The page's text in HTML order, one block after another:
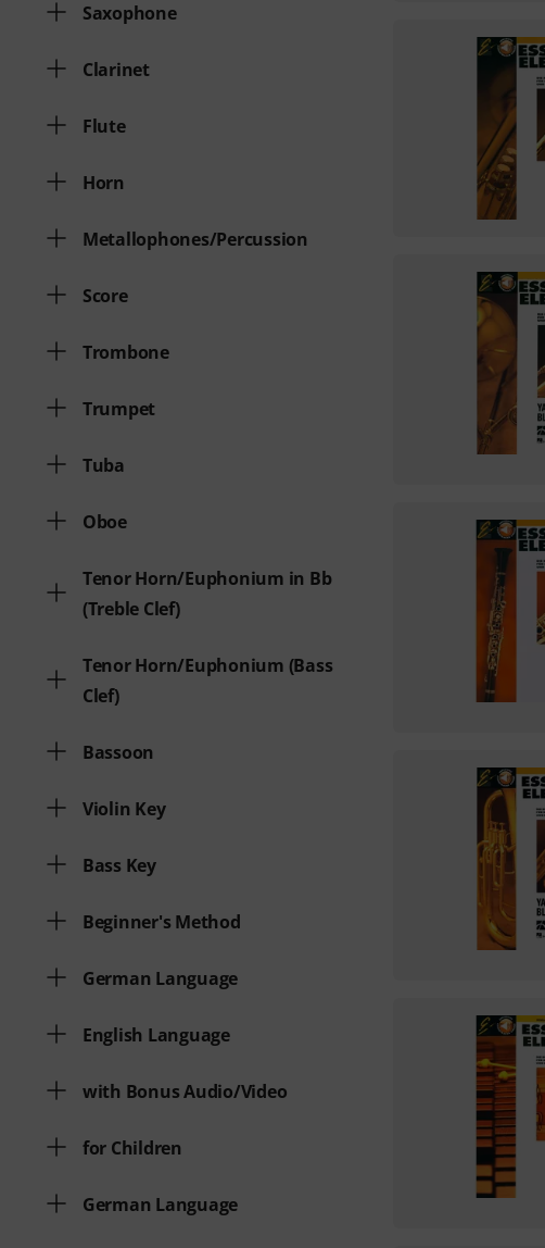
Saxophone
Clarinet
Flute
Horn
Metallophones/Percussion
Score
Trombone
Trumpet
Tuba
Oboe
Tenor Horn/Euphonium in Bb
(Treble Clef)
Tenor Horn/Euphonium (Bass
Clef)
Bassoon
Violin Key
Bass Key
Beginner's Method
German Language
English Language
with Bonus Audio/Video
for Children
German Language